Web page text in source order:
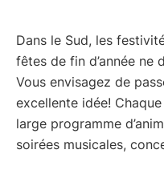
Dans le Sud, les
fêtes de fin d’année ne
Vous envisagez de
excellente idée!
large programme
soirées musicales,